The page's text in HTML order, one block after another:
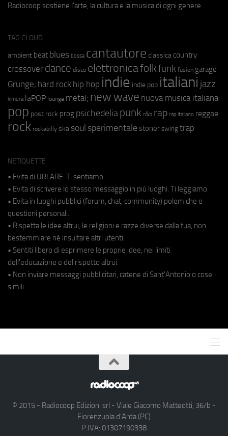
Radiocoop sostiene l'arte, la cultura e la musica di ogni genere.
TAG CLOUD
ambient beat blues bossa cantautore classica country
crossover dance disco elettronicafolkfunk fusion garage
Grunge; hard rock hip hop indie indie pop italiani jazz
kimura laPOP lounge metal; new wave nuova musica italiana
pop post rock prog psichedeliapunk r&b rap rap italiano reggae
rock rockabilly ska soul sperimentale stoner swing trap
NETIQUETTE
• Evita di URLARE. Ti sentiamo.
• Evita di scrivere lo stesso messaggio in più luoghi. Ti leggiamo.
• Evita in luoghi pubblici (forum, chat, community) polemiche e
questioni personali.
• Rispetta le idee altrui, le religioni e razze diverse dalla tua, non
bestemmiare né insultare altri utenti.
• Sentiti libero di esprimere le proprie idee, nei limiti
dell'educazione e del rispetto altrui.
• Non inviare messaggi pubblicitari, catene di Sant'Antonio o cose
simili.
© 2015 - Radiocoop Edizioni srl - Viale Giacomo Matteotti, 36/b -
Fiorenzuola d'Arda (PC)
P.IVA: 01307190338